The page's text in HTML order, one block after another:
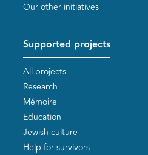
Our other initiatives
Supported projects
All projects
Research
Mémoire
Education
Jewish culture
Help for survivors